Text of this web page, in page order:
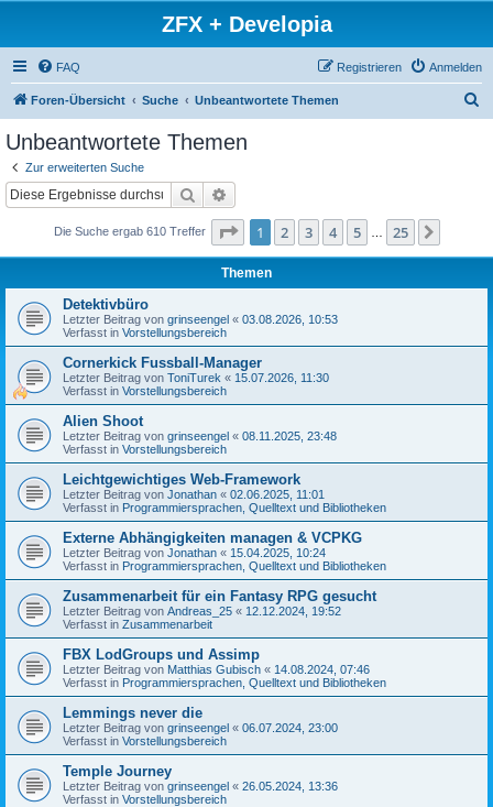
ZFX + Developia
FAQ Anmelden
Registrieren
Foren-Übersicht Suche Unbeantwortete Themen
Unbeantwortete Themen
Zur erweiterten Suche
Suche
Die Suche ergab 610 Treffer Seite 1von 25
1 2 3 4 5 25
Themen
Detektivbüro
Letzter Beitrag von grinseengel « 03.08.2026, 10:53
Verfasst in Vorstellungsbereich
Cornerkick Fussball-Manager
Letzter Beitrag von ToniTurek « 15.07.2026, 11:30
Verfasst in Vorstellungsbereich
Alien Shoot
Letzter Beitrag von grinseengel « 08.11.2025, 23:48
Verfasst in Vorstellungsbereich
Leichtgewichtiges Web-Framework
Letzter Beitrag von Jonathan « 02.06.2025, 11:01
Verfasst in Programmiersprachen, Quelltext und Bibliotheken
Externe Abhängigkeiten managen & VCPKG
Letzter Beitrag von Jonathan « 15.04.2025, 10:24
Verfasst in Programmiersprachen, Quelltext und Bibliotheken
Zusammenarbeit für ein Fantasy RPG gesucht
Letzter Beitrag von Andreas_25 « 12.12.2024, 19:52
Verfasst in Zusammenarbeit
FBX LodGroups und Assimp
Letzter Beitrag von Matthias Gubisch « 14.08.2024, 07:46
Verfasst in Programmiersprachen, Quelltext und Bibliotheken
Lemmings never die
Letzter Beitrag von grinseengel « 06.07.2024, 23:00
Verfasst in Vorstellungsbereich
Temple Journey
Letzter Beitrag von grinseengel « 26.05.2024, 13:36
Verfasst in Vorstellungsbereich